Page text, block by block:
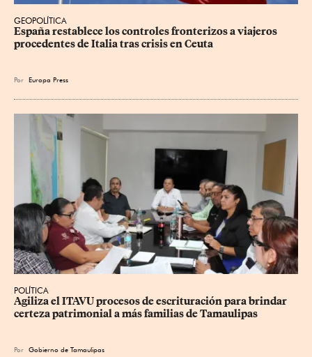
GEOPOLÍTICA
España restablece los controles fronterizos a viajeros
procedentes de Italia tras crisis en Ceuta
Por Europa Press
POLÍTICA
Agiliza el ITAVU procesos de escrituración para brindar
certeza patrimonial a más familias de Tamaulipas
Por Gobierno de Tamaulipas